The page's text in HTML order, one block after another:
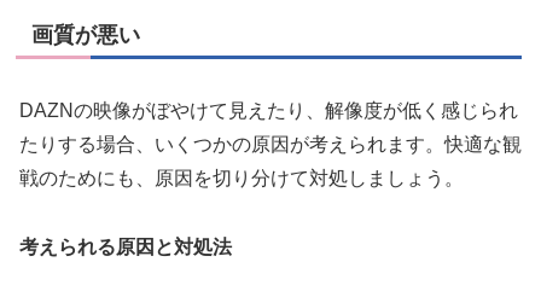
画質が悪い
DAZNの映像がぼやけて見えたり、解像度が低く感じられ
たりする場合、いくつかの原因が考えられます。快適な観
戦のためにも、原因を切り分けて対処しましょう。
考えられる原因と対処法